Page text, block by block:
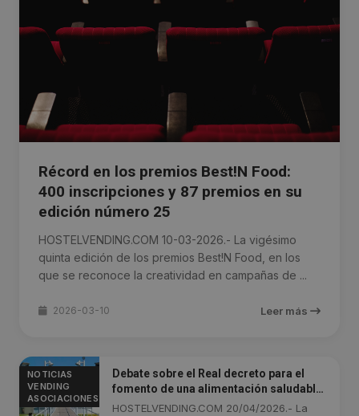
Récord en los premios Best!N Food:
400 inscripciones y 87 premios en su
edición número 25
HOSTELVENDING.COM 10-03-2026.- La vigésimo
quinta edición de los premios Best!N Food, en los
que se reconoce la creatividad en campañas de ...
2026-03-10 Leer más
NOTICIAS
VENDING
ASOCIACIONES
Debate sobre el Real decreto para el
fomento de una alimentación saludable
en la Asamblea General ACVIU 2026
HOSTELVENDING.COM 20/04/2026.- La